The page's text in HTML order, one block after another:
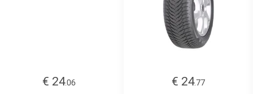
€ 24.06
€ 24.77